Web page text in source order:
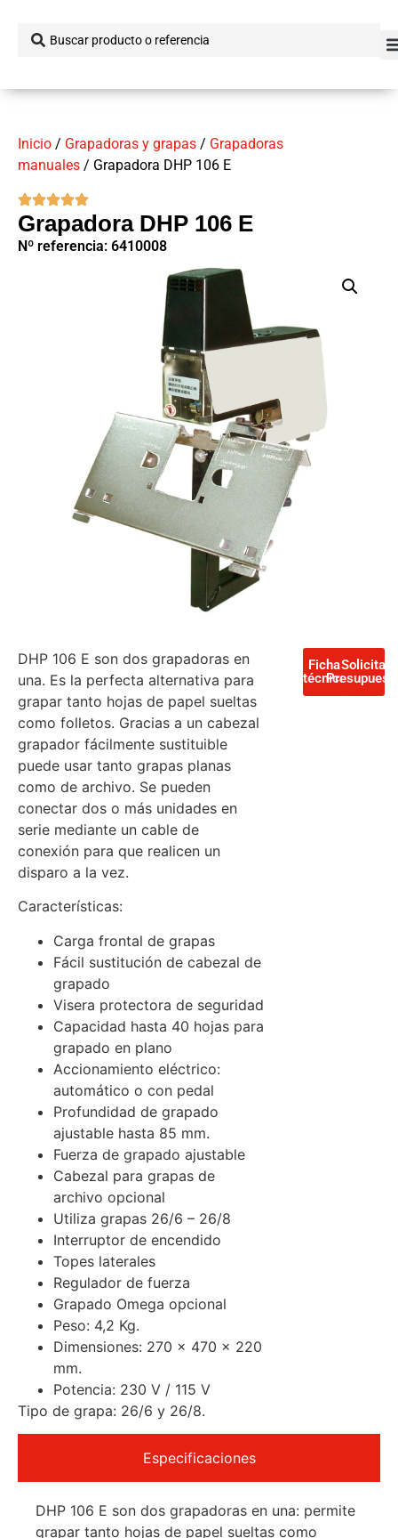
Inicio / Grapadoras y grapas / Grapadoras
manuales / Grapadora DHP 106 E
Grapadora DHP 106 E
Nº referencia: 6410008
DHP 106 E son dos grapadoras en
una. Es la perfecta alternativa para
grapar tanto hojas de papel sueltas
como folletos. Gracias a un cabezal
grapador fácilmente sustituible
puede usar tanto grapas planas
como de archivo. Se pueden
conectar dos o más unidades en
serie mediante un cable de
conexión para que realicen un
disparo a la vez.
Características:
Carga frontal de grapas
Fácil sustitución de cabezal de
grapado
Visera protectora de seguridad
Capacidad hasta 40 hojas para
grapado en plano
Accionamiento eléctrico:
automático o con pedal
Profundidad de grapado
ajustable hasta 85 mm.
Fuerza de grapado ajustable
Cabezal para grapas de
archivo opcional
Utiliza grapas 26/6 – 26/8
Interruptor de encendido
Topes laterales
Regulador de fuerza
Grapado Omega opcional
Peso: 4,2 Kg.
Dimensiones: 270 x 470 x 220
mm.
Potencia: 230 V / 115 V
Tipo de grapa: 26/6 y 26/8.
Ficha
técnica
Solicita
Especificaciones
DHP 106 E son dos grapadoras en una: permite
grapar tanto hojas de papel sueltas como